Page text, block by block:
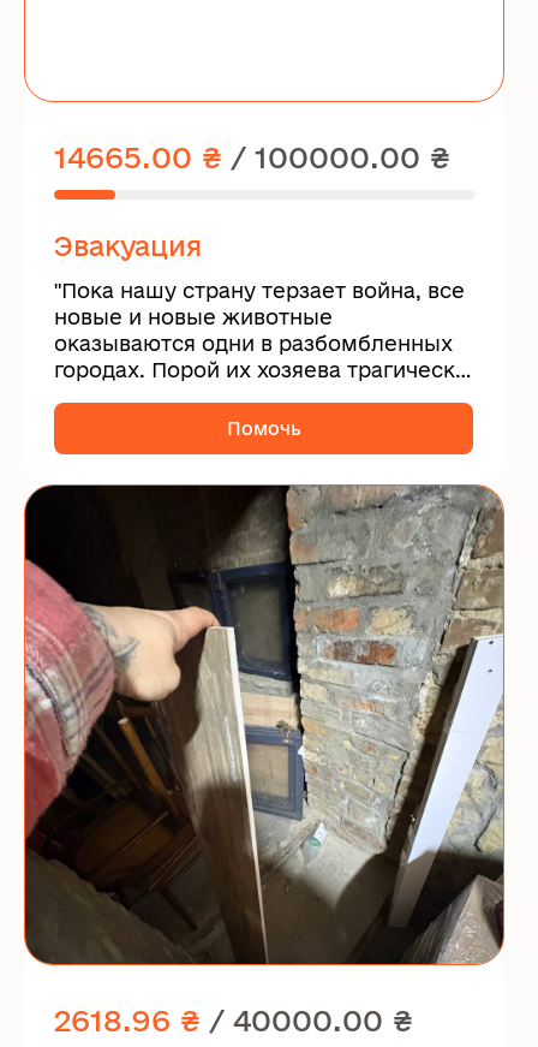
14665.00 ₴ / 100000.00 ₴
Эвакуация
"Пока нашу страну терзает война, все
новые и новые животные
оказываются одни в разбомбленных
городах. Порой их хозяева трагически
Помочь
2618.96 ₴ / 40000.00 ₴